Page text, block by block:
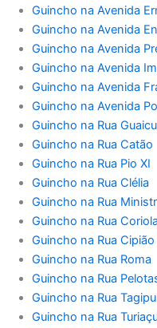
Guincho na Avenida
Guincho na Avenida
Guincho na Avenida
Guincho na Avenida
Guincho na Avenida
Guincho na Avenida
Guincho na Rua
Guincho na Rua Catão
Guincho na Rua Pio XI
Guincho na Rua Clélia
Guincho na Rua
Guincho na Rua
Guincho na Rua Cipião
Guincho na Rua Roma
Guincho na Rua
Guincho na Rua
Guincho na Rua